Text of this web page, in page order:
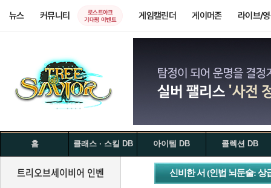
뉴스 커뮤니티
로스트아크
기대평 이벤트
게임캘린더 게이머존 라이브/
홈 클래스 · 스킬 DB 아이템 DB 콜렉션 DB
트리오브세이비어 인벤 신비한 서 (인법 뇌둔술: 상